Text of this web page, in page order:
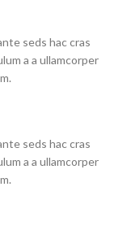
seds hac cras
a a ullamcorper
seds hac cras
a a ullamcorper